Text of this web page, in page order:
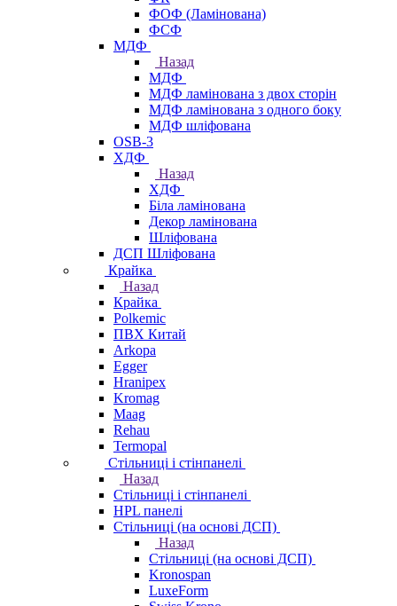
ФОФ (Ламінована)
ФСФ
МДФ
Назад
МДФ
МДФ ламінована з двох сторін
МДФ ламінована з одного боку
МДФ шліфована
OSB-3
ХДФ
Назад
ХДФ
Біла ламінована
Декор ламінована
Шліфована
ДСП Шліфована
Крайка
Назад
Крайка
Polkemic
ПВХ Китай
Arkopa
Egger
Hranipex
Kromag
Maag
Rehau
Termopal
Стільниці і стінпанелі
Назад
Стільниці і стінпанелі
HPL панелі
Стільниці (на основі ДСП)
Назад
Стільниці (на основі ДСП)
Kronospan
LuxeForm